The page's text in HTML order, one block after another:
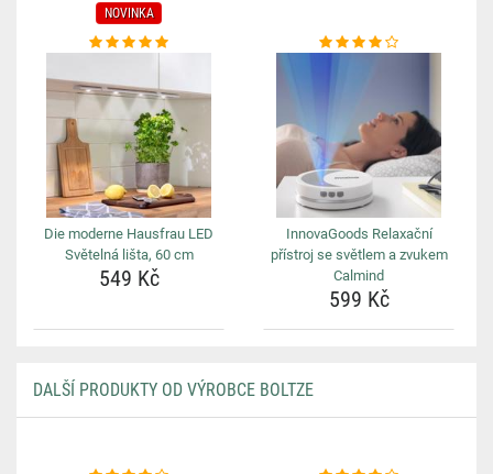
NOVINKA
Die moderne Hausfrau LED
Světelná lišta, 60 cm
549 Kč
InnovaGoods Relaxační
přístroj se světlem a zvukem
Calmind
599 Kč
DALŠÍ PRODUKTY OD VÝROBCE BOLTZE